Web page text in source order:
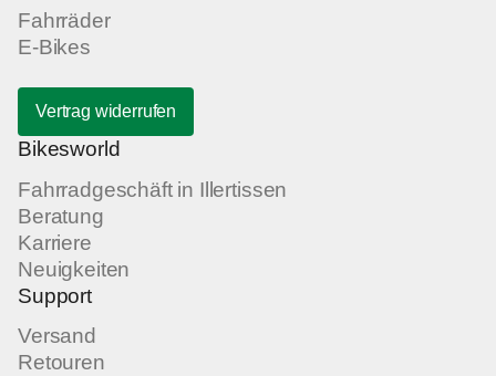
Fahrräder
E-Bikes
Vertrag widerrufen
Bikesworld
Fahrradgeschäft in Illertissen
Beratung
Karriere
Neuigkeiten
Support
Versand
Retouren